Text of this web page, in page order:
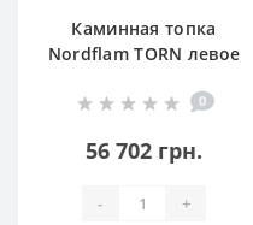
Каминная топка
Nordflam TORN левое
0
56 702 грн.
- +